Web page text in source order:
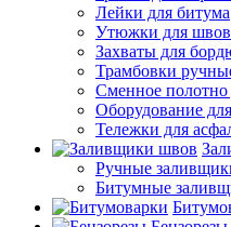
Лейки для битума
Утюжки для швов
Захваты для
Трамбовки
Сменное полотно
Оборудование
Тележки для
Ручные
Битумные